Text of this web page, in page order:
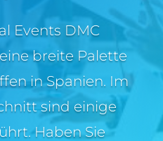
Events DMC
breite Palette
in Spanien. Im
sind einige
Haben Sie